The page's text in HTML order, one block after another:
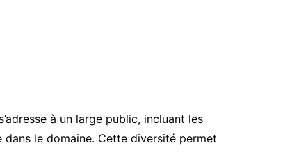
à un large public, incluant les
dans le domaine. Cette diversité permet